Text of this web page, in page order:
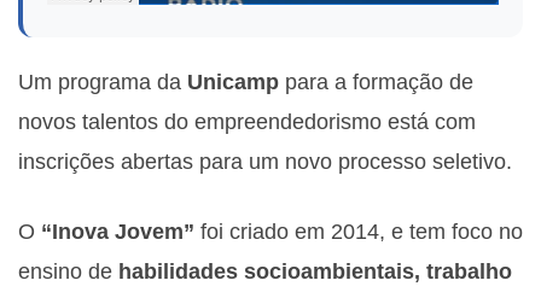
Um programa da Unicamp para a formação de
novos talentos do empreendedorismo está com
inscrições abertas para um novo processo seletivo.
O “Inova Jovem” foi criado em 2014, e tem foco no
ensino de habilidades socioambientais, trabalho